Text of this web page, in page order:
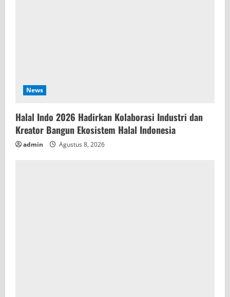
News
Halal Indo 2026 Hadirkan Kolaborasi Industri dan
Kreator Bangun Ekosistem Halal Indonesia
admin Agustus 8, 2026